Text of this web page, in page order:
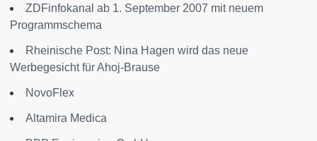
ZDFinfokanal ab 1. September 2007 mit neuem
Programmschema
Rheinische Post: Nina Hagen wird das neue
Werbegesicht für Ahoj-Brause
NovoFlex
Altamira Medica